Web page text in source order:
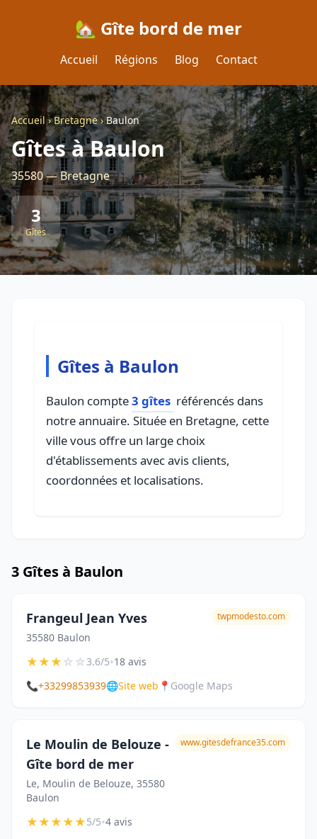
🏡 Gîte bord de mer
Accueil Régions Blog Contact
Accueil›Bretagne›Baulon
Gîtes à Baulon
35580 — Bretagne
3
Gîtes
Gîtes à Baulon
Baulon compte3 gîtes référencés dans
notre annuaire. Située en Bretagne, cette
ville vous offre un large choix
d'établissements avec avis clients,
coordonnées et localisations.
3 Gîtes à Baulon
Frangeul Jean Yves
35580 Baulon
twpmodesto.com
★★★☆☆3.6/5•18 avis
📞+33299853939🌐Site web 📍 Google Maps
Le Moulin de Belouze -
Gîte bord de mer
Le, Moulin de Belouze, 35580
Baulon
www.gitesdefrance35.com
★★★★★5/5•4 avis